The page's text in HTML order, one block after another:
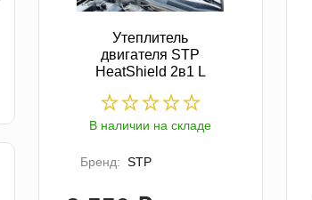
Утеплитель
двигателя STP
HeatShield 2в1 L
В наличии на складе
Бренд: STP